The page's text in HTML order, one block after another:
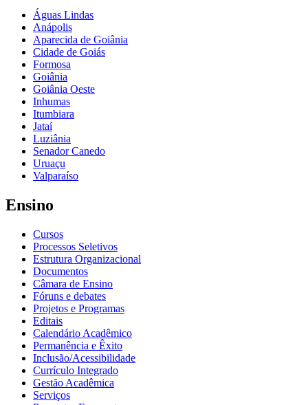
Águas Lindas
Anápolis
Aparecida de Goiânia
Cidade de Goiás
Formosa
Goiânia
Goiânia Oeste
Inhumas
Itumbiara
Jataí
Luziânia
Senador Canedo
Uruaçu
Valparaíso
Ensino
Cursos
Processos Seletivos
Estrutura Organizacional
Documentos
Câmara de Ensino
Fóruns e debates
Projetos e Programas
Editais
Calendário Acadêmico
Permanência e Êxito
Inclusão/Acessibilidade
Currículo Integrado
Gestão Acadêmica
Serviços